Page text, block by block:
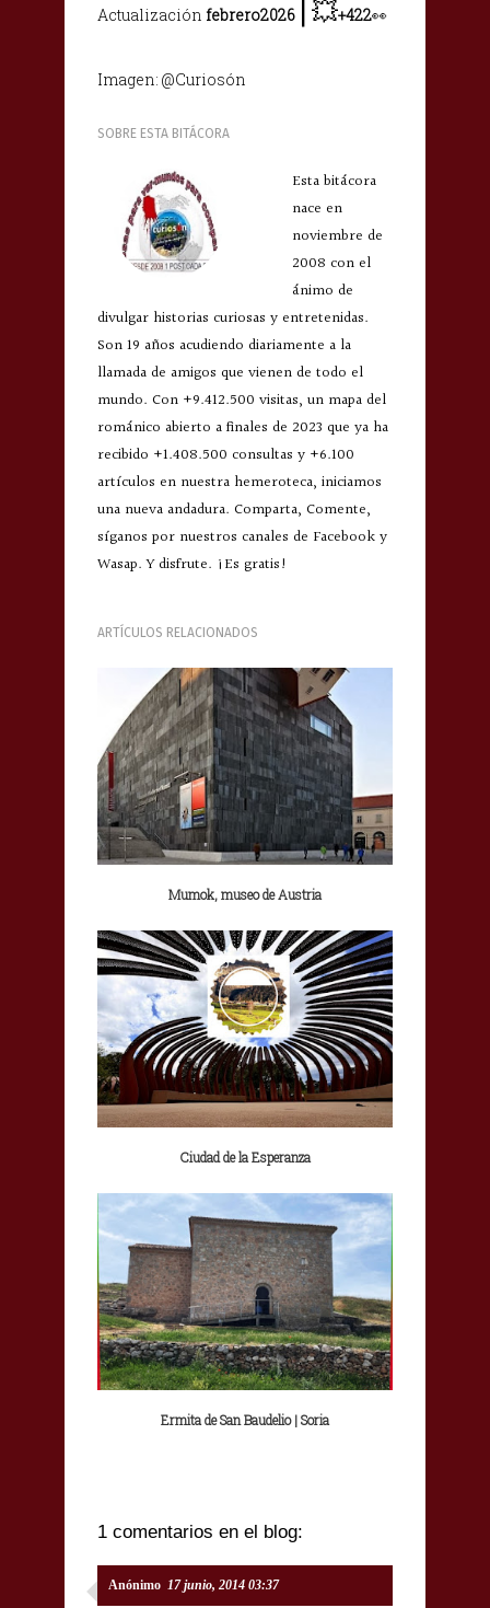
Actualización febrero2026 💥+422👀
Imagen: @Curiosón
SOBRE ESTA BITÁCORA
Esta bitácora
nace en
noviembre de
2008 con el
ánimo de
divulgar historias curiosas y entretenidas.
Son 19 años acudiendo diariamente a la
llamada de amigos que vienen de todo el
mundo. Con +9.412.500 visitas, un mapa del
románico abierto a finales de 2023 que ya ha
recibido +1.408.500 consultas y +6.100
artículos en nuestra hemeroteca, iniciamos
una nueva andadura. Comparta, Comente,
síganos por nuestros canales de Facebook y
Wasap. Y disfrute. ¡Es gratis!
ARTÍCULOS RELACIONADOS
Mumok, museo de Austria
Ciudad de la Esperanza
Ermita de San Baudelio | Soria
1 comentarios en el blog:
Anónimo 17 junio, 2014 03:37